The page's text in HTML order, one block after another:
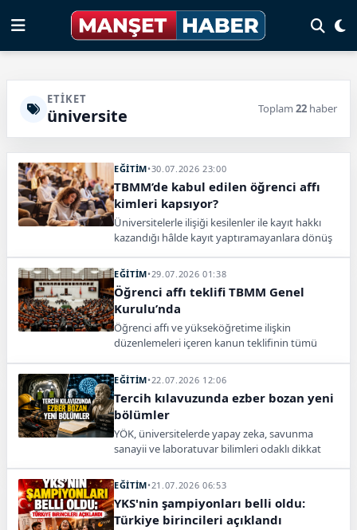
ETIKET
üniversite Toplam 22 haber
EĞİTİM•30.07.2026 23:00
TBMM’de kabul edilen öğrenci affı
kimleri kapsıyor?
Üniversitelerle ilişiği kesilenler ile kayıt hakkı
kazandığı hâlde kayıt yaptıramayanlara dönüş
kabul edildi.
EĞİTİM•29.07.2026 01:38
Öğrenci affı teklifi TBMM Genel
Kurulu’nda
Öğrenci affı ve yükseköğretime ilişkin
düzenlemeleri içeren kanun teklifinin tümü
tamamlandı. Düzenlemenin yaklaşık 4 milyon
öğrenciyi kapsayacağı belirtildi.
EĞİTİM•22.07.2026 12:06
Tercih kılavuzunda ezber bozan yeni
bölümler
YÖK, üniversitelerde yapay zeka, savunma
sanayii ve laboratuvar bilimleri odaklı dikkat
EĞİTİM•21.07.2026 06:53
YKS'nin şampiyonları belli oldu:
Türkiye birincileri açıklandı